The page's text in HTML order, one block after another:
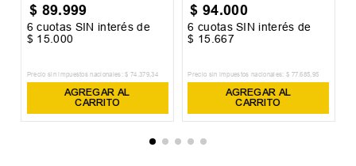
$ 89.999
6 cuotas SIN interés de
$ 15.000
Precio sin impuestos nacionales: $ 74 379,34
AGREGAR AL
CARRITO
$ 94.000
6 cuotas SIN interés de
$ 15 667
Precio sin impuestos nacionales: $ 77 .685 95
AGREGAR AL
CARRITO